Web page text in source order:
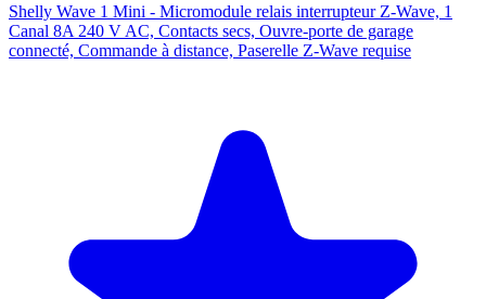
Shelly Wave 1 Mini - Micromodule relais interrupteur Z-Wave, 1
Canal 8A 240 V AC, Contacts secs, Ouvre-porte de garage
connecté, Commande à distance, Paserelle Z-Wave requise